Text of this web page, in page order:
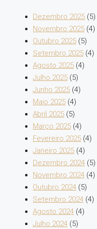
Dezembro 2025 (5)
Novembro 2025 (4)
Outubro 2025 (5)
Setembro 2025 (4)
Agosto 2025 (4)
Julho 2025 (5)
Junho 2025 (4)
Maio 2025 (4)
Abril 2025 (5)
Março 2025 (4)
Fevereiro 2025 (4)
Janeiro 2025 (4)
Dezembro 2024 (5)
Novembro 2024 (4)
Outubro 2024 (5)
Setembro 2024 (4)
Agosto 2024 (4)
Julho 2024 (5)